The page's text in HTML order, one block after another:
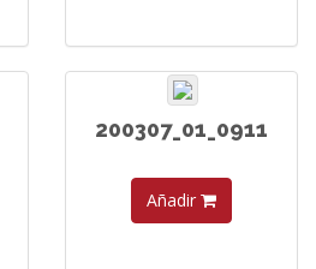
200307_01_0911
Añadir